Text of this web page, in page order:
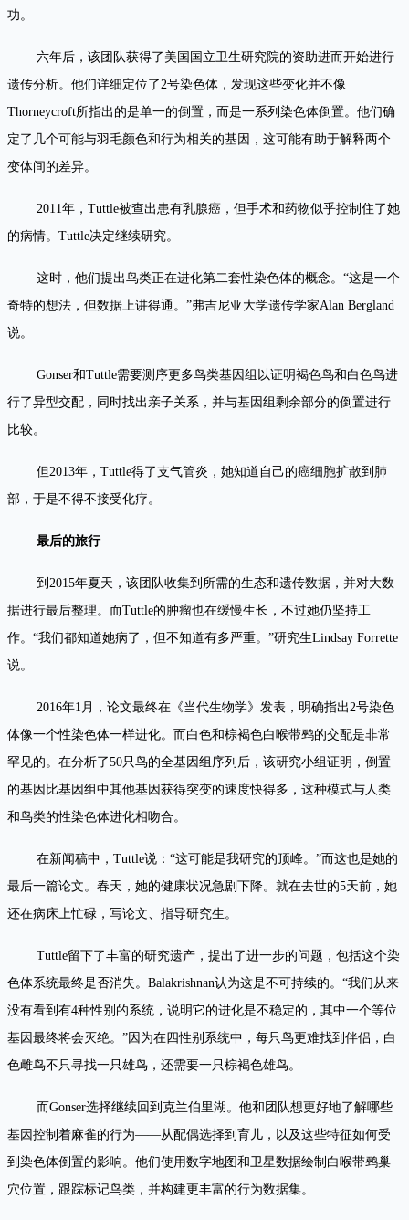
功。
六年后，该团队获得了美国国立卫生研究院的资助进而开始进行
遗传分析。他们详细定位了2号染色体，发现这些变化并不像
Thorneycroft所指出的是单一的倒置，而是一系列染色体倒置。他们确
定了几个可能与羽毛颜色和行为相关的基因，这可能有助于解释两个
变体间的差异。
2011年，Tuttle被查出患有乳腺癌，但手术和药物似乎控制住了她
的病情。Tuttle决定继续研究。
这时，他们提出鸟类正在进化第二套性染色体的概念。“这是一个
奇特的想法，但数据上讲得通。”弗吉尼亚大学遗传学家Alan Bergland
说。
Gonser和Tuttle需要测序更多鸟类基因组以证明褐色鸟和白色鸟进
行了异型交配，同时找出亲子关系，并与基因组剩余部分的倒置进行
比较。
但2013年，Tuttle得了支气管炎，她知道自己的癌细胞扩散到肺
部，于是不得不接受化疗。
最后的旅行
到2015年夏天，该团队收集到所需的生态和遗传数据，并对大数
据进行最后整理。而Tuttle的肿瘤也在缓慢生长，不过她仍坚持工
作。“我们都知道她病了，但不知道有多严重。”研究生Lindsay Forrette
说。
2016年1月，论文最终在《当代生物学》发表，明确指出2号染色
体像一个性染色体一样进化。而白色和棕褐色白喉带鹀的交配是非常
罕见的。在分析了50只鸟的全基因组序列后，该研究小组证明，倒置
的基因比基因组中其他基因获得突变的速度快得多，这种模式与人类
和鸟类的性染色体进化相吻合。
在新闻稿中，Tuttle说：“这可能是我研究的顶峰。”而这也是她的
最后一篇论文。春天，她的健康状况急剧下降。就在去世的5天前，她
还在病床上忙碌，写论文、指导研究生。
Tuttle留下了丰富的研究遗产，提出了进一步的问题，包括这个染
色体系统最终是否消失。Balakrishnan认为这是不可持续的。“我们从来
没有看到有4种性别的系统，说明它的进化是不稳定的，其中一个等位
基因最终将会灭绝。”因为在四性别系统中，每只鸟更难找到伴侣，白
色雌鸟不只寻找一只雄鸟，还需要一只棕褐色雄鸟。
而Gonser选择继续回到克兰伯里湖。他和团队想更好地了解哪些
基因控制着麻雀的行为——从配偶选择到育儿，以及这些特征如何受
到染色体倒置的影响。他们使用数字地图和卫星数据绘制白喉带鹀巢
穴位置，跟踪标记鸟类，并构建更丰富的行为数据集。